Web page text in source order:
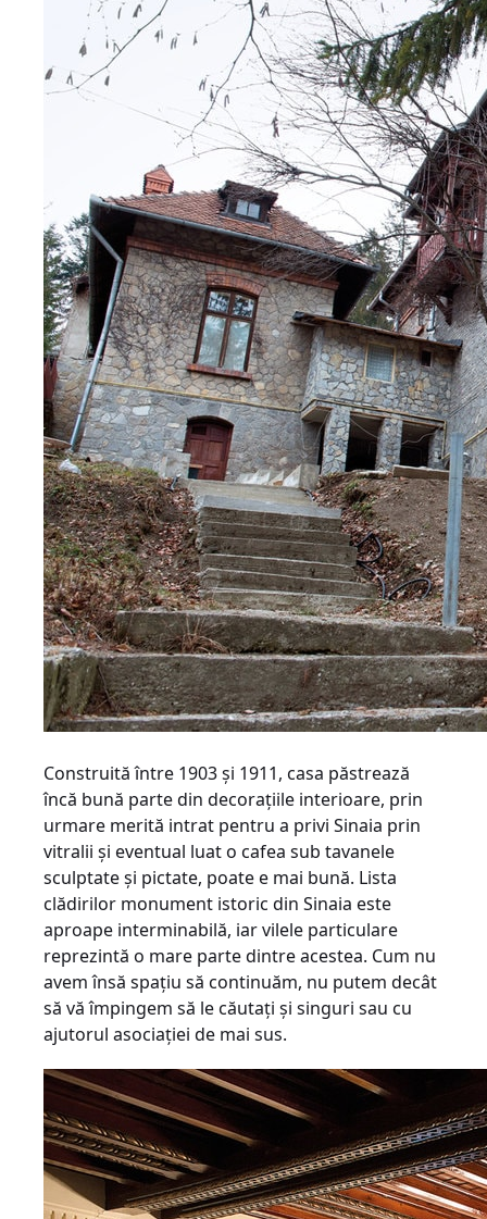
Construită între 1903 şi 1911, casa păstrează
încă bună parte din decoraţiile interioare, prin
urmare merită intrat pentru a privi Sinaia prin
vitralii şi eventual luat o cafea sub tavanele
sculptate şi pictate, poate e mai bună. Lista
clădirilor monument istoric din Sinaia este
aproape interminabilă, iar vilele particulare
reprezintă o mare parte dintre acestea. Cum nu
avem însă spaţiu să continuăm, nu putem decât
să vă împingem să le căutaţi şi singuri sau cu
ajutorul asociaţiei de mai sus.